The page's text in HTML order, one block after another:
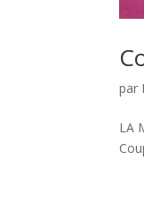
par
LA